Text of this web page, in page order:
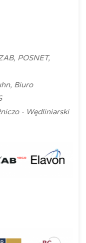
POSNET,
Biuro
- Wędliniarski